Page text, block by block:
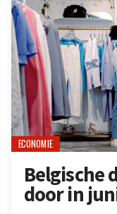
ECONOMIE
Belgische
door in